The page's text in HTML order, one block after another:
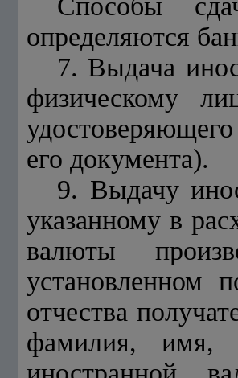
Способы
определяются
7. Выдача
физическому
его документа).
9. Выдачу
указанному в
валюты
установленном
отчества
фамилия, имя,